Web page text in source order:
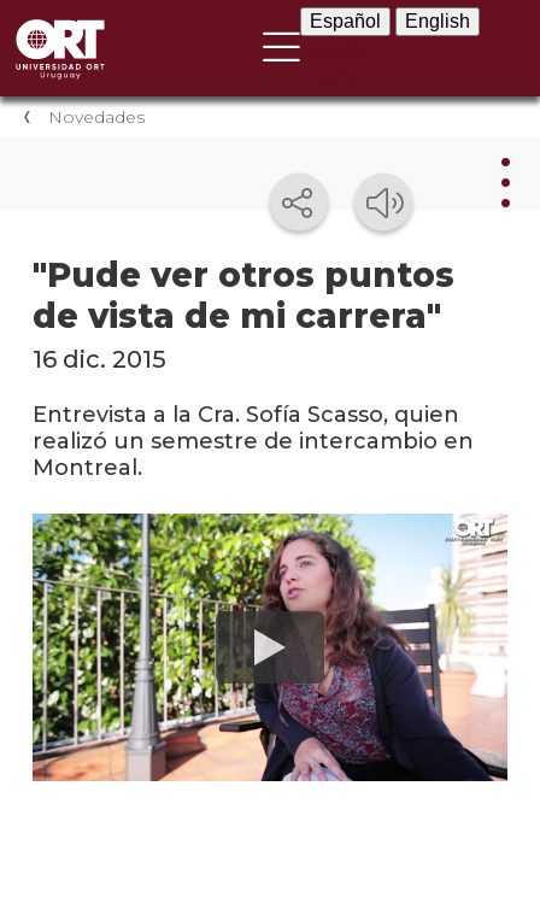
Español English
Novedades
"Pude ver otros puntos
de vista de mi carrera"
La
en
los
16 dic. 2015
Entrevista a la Cra. Sofía Scasso, quien
realizó un semestre de intercambio en
Montreal.